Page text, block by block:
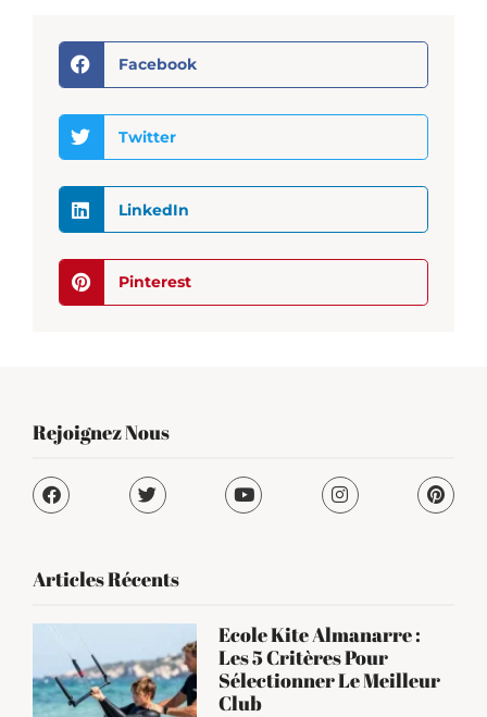
Facebook
Twitter
LinkedIn
Pinterest
Rejoignez Nous
Articles Récents
Ecole Kite Almanarre :
Les 5 Critères Pour
Sélectionner Le Meilleur
Club